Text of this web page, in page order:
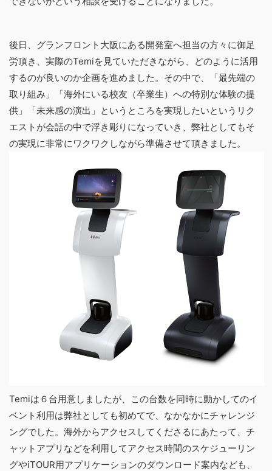
後日、グランフロント大阪にある開発室へ担当の方々に御足
労頂き、実際のTemiを見ていただきながら、どのように活用
するのが良いのか企画を進めました。その中で、「最先端の
取り組み」「海外にいる校友（卒業生）への特別な体験の提
供」「未来感の演出」というところを実現したいというリク
エストが会話の中で浮き彫りになっていき、弊社としてもそ
の実現に非常にワクワクしながら準備させて頂きました。
Temiは６台用意しましたが、この台数を同時に動かしてのイ
ベント利用は弊社としても初めてで、なかなかにチャレンジ
ングでした。海外からアクセスしてくださるにあたって、チ
ャットアプリなどを利用してアクセス時間のスケジューリン
グやiTOUR用アプリケーションのダウンロード案内なども、